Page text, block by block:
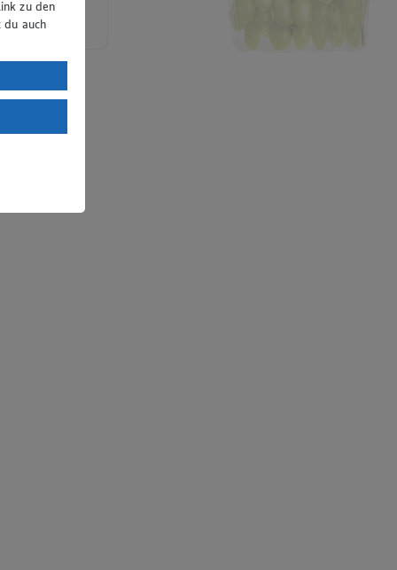
zu den
auch
DSGVO
mit
das